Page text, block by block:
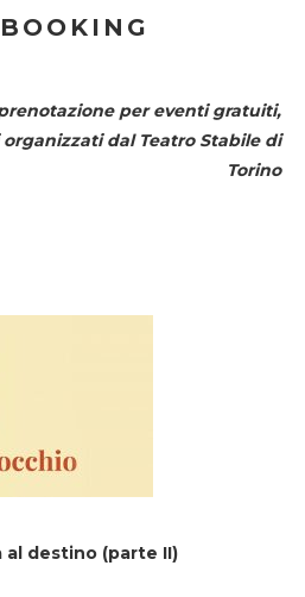
per eventi gratuiti,
dal Teatro Stabile di
Torino
al destino (parte II)